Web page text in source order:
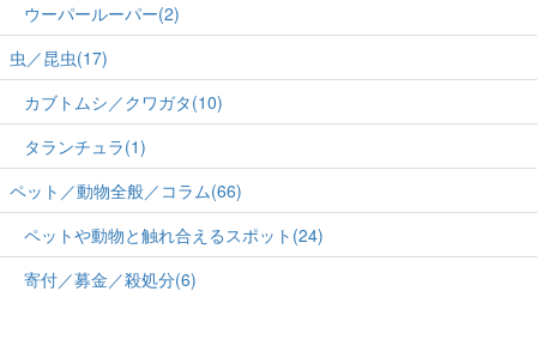
ウーパールーパー(2)
虫／昆虫(17)
カブトムシ／クワガタ(10)
タランチュラ(1)
ペット／動物全般／コラム(66)
ペットや動物と触れ合えるスポット(24)
寄付／募金／殺処分(6)